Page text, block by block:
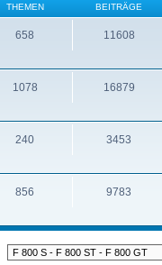
THEMEN BEITRÄGE
658 11608
1078 16879
240 3453
856 9783